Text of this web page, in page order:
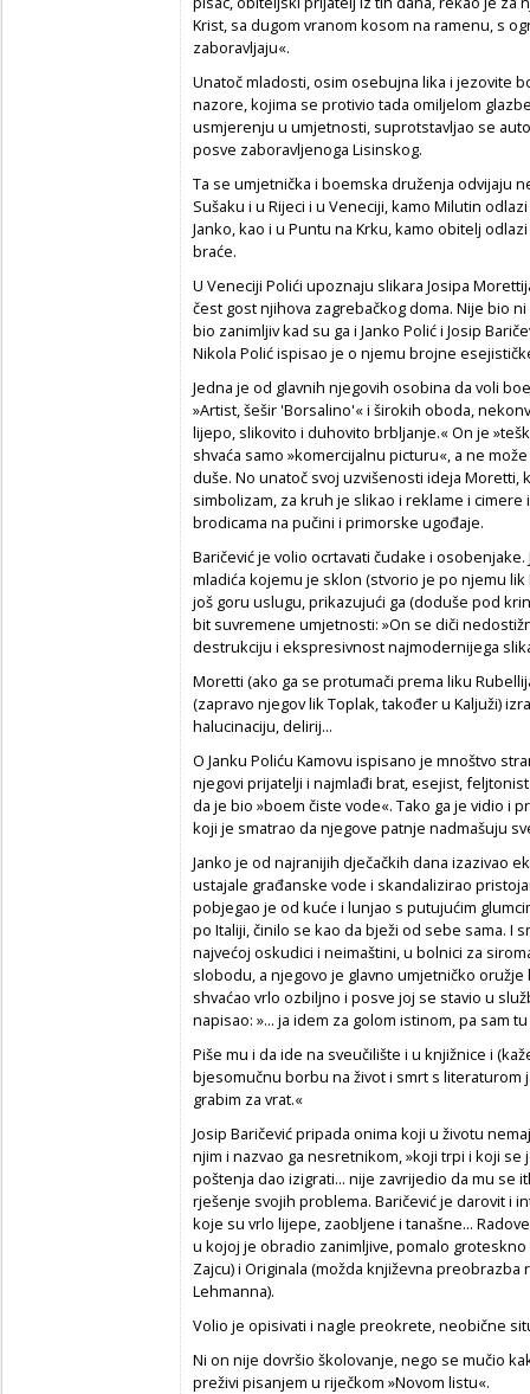
Krist, sa dugom vranom kosom na ramenu, s
zaboravljaju«.
Unatoč mladosti, osim osebujna lika i jezovite
nazore, kojima se protivio tada omiljelom
usmjerenju u umjetnosti, suprotstavljao se
posve zaboravljenoga Lisinskog.
Ta se umjetnička i boemska druženja odvijaju
Sušaku i u Rijeci i u Veneciji, kamo Milutin
Janko, kao i u Puntu na Krku, kamo obitelj
braće.
U Veneciji Polići upoznaju slikara Josipa
čest gost njihova zagrebačkog doma. Nije bio
bio zanimljiv kad su ga i Janko Polić i Josip
Nikola Polić ispisao je o njemu brojne
Jedna je od glavnih njegovih osobina da voli
»Artist, šešir 'Borsalino'« i širokih oboda,
lijepo, slikovito i duhovito brbljanje.« On je
shvaća samo »komercijalnu picturu«, a ne
duše. No unatoč svoj uzvišenosti ideja
simbolizam, za kruh je slikao i reklame i
brodicama na pučini i primorske ugođaje.
Baričević je volio ocrtavati čudake i
mladića kojemu je sklon (stvorio je po njemu
još goru uslugu, prikazujući ga (doduše pod
bit suvremene umjetnosti: »On se diči
destrukciju i ekspresivnost najmodernijega
Moretti (ako ga se protumači prema liku
(zapravo njegov lik Toplak, također u Kaljuži)
halucinaciju, delirij...
O Janku Poliću Kamovu ispisano je mnoštvo
njegovi prijatelji i najmlađi brat, esejist,
da je bio »boem čiste vode«. Tako ga je vidio i
koji je smatrao da njegove patnje nadmašuju
Janko je od najranijih dječačkih dana izazivao
ustajale građanske vode i skandalizirao
pobjegao je od kuće i lunjao s putujućim
po Italiji, činilo se kao da bježi od sebe sama. I
najvećoj oskudici i neimaštini, u bolnici za
slobodu, a njegovo je glavno umjetničko
shvaćao vrlo ozbiljno i posve joj se stavio u
napisao: »... ja idem za golom istinom, pa sam
Piše mu i da ide na sveučilište i u knjižnice i
bjesomučnu borbu na život i smrt s literaturom
grabim za vrat.«
Josip Baričević pripada onima koji u životu
njim i nazvao ga nesretnikom, »koji trpi i koji
poštenja dao izigrati... nije zavrijedio da mu se
rješenje svojih problema. Baričević je darovit i
koje su vrlo lijepe, zaobljene i tanašne...
u kojoj je obradio zanimljive, pomalo
Zajcu) i Originala (možda književna preobrazba
Lehmanna).
Volio je opisivati i nagle preokrete, neobične
Ni on nije dovršio školovanje, nego se mučio
preživi pisanjem u riječkom »Novom listu«.